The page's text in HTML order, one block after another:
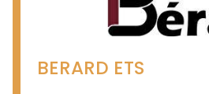
BERARD ETS